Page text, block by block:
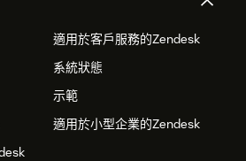
適用於客戶服務的Zendesk
系統狀態
示範
適用於小型企業的Zendesk